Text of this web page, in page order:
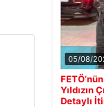
05/08/
Yıldızın
Detaylı